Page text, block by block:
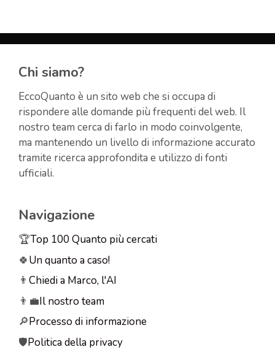
Chi siamo?
EccoQuanto è un sito web che si occupa di
rispondere alle domande più frequenti del web. Il
nostro team cerca di farlo in modo coinvolgente,
ma mantenendo un livello di informazione accurato
tramite ricerca approfondita e utilizzo di fonti
ufficiali.
Navigazione
🏆Top 100 Quanto più cercati
🍀Un quanto a caso!
👨 Chiedi a Marco, l'AI
👨‍💼Il nostro team
🔎Processo di informazione
🛡️Politica della privacy